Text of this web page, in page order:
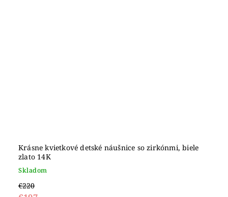
Krásne kvietkové detské náušnice so zirkónmi, biele
zlato 14K
Skladom
€220